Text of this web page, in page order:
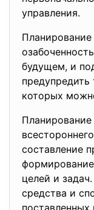
управления.
будущем, и
которых
составление
целей и
средства и
поставленных